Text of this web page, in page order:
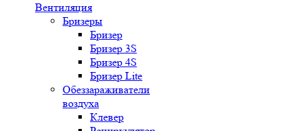
Вентиляция
Бризеры
Бризер
Бризер 3S
Бризер 4S
Бризер Lite
Обеззараживатели
воздуха
Клевер